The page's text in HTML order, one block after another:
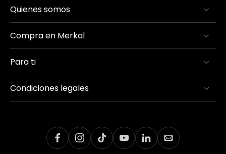
Quienes somos
Compra en Merkal
Para ti
Condiciones legales